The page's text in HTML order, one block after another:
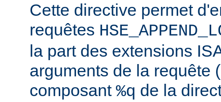
Cette directive permet
requêtes
la part des extensions
arguments de la requête
composant %q de la